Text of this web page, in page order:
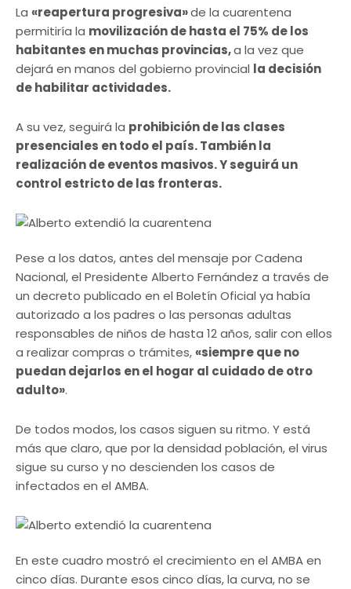
La «reapertura progresiva»de la cuarentena
permitiría la movilización de hasta el 75% de los
habitantes en muchas provincias,a la vez que
dejará en manos del gobierno provincial la decisión
de habilitar actividades.
A su vez, seguirá la prohibición de las clases
presenciales en todo el país. También la
realización de eventos masivos. Y seguirá un
control estricto de las fronteras.
Pese a los datos, antes del mensaje por Cadena
Nacional, el Presidente Alberto Fernández a través de
un decreto publicado en el Boletín Oficial ya había
autorizado a los padres o las personas adultas
responsables de niños de hasta 12 años, salir con ellos
a realizar compras o trámites, «siempre que no
puedan dejarlos en el hogar al cuidado de otro
adulto».
De todos modos, los casos siguen su ritmo. Y está
más que claro, que por la densidad población, el virus
sigue su curso y no descienden los casos de
infectados en el AMBA.
En este cuadro mostró el crecimiento en el AMBA en
cinco días. Durante esos cinco días, la curva, no se